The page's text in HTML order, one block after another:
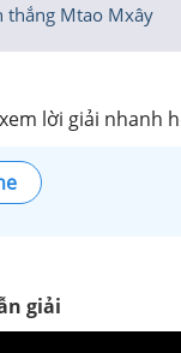
thắng Mtao Mxây
lời giải nhanh
giải